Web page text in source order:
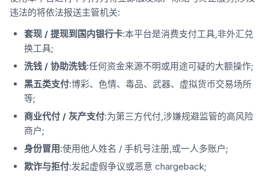
违法的将依法报送主管机关:
套现 / 提现到国内银行卡:本平台是消费支付工具,非外汇兑
换工具;
洗钱 / 协助洗钱:任何资金来源不明或用途可疑的大额操作;
黑五类支付:博彩、色情、毒品、武器、虚拟货币交易场所
等;
商业代付 / 灰产支付:为第三方代付,涉嫌规避监管的高风险
商户;
身份冒用:使用他人姓名 / 手机号注册,或一人多账户;
欺诈与拒付:发起虚假争议或恶意 chargeback;